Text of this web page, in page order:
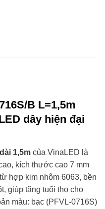
B L=1,5m
dây hiện đại
1,5m của VinaLED là
kích thước cao 7 mm
hợp kim nhôm 6063, bền
giúp tăng tuổi thọ cho
màu: bạc (PFVL-0716S)